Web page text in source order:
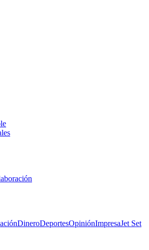
DineroDeportesOpiniónImpresaJet Set